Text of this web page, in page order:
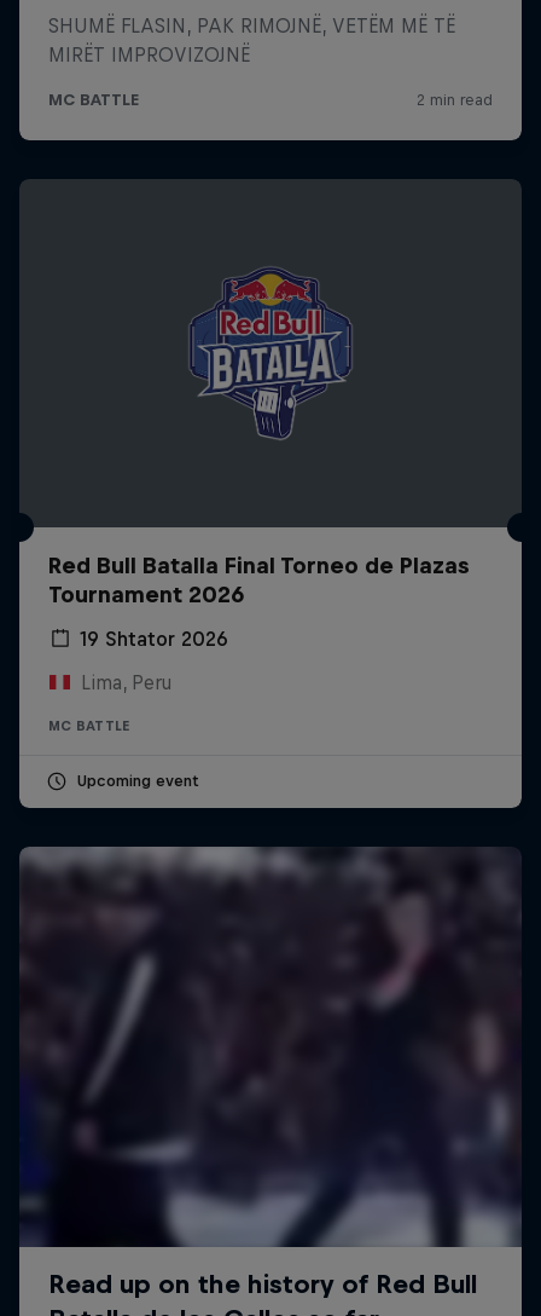
Red Bull Batalla Final Torneo de Plazas
Tournament 2026
19 Shtator 2026
Lima, Peru
MC BATTLE
Upcoming event